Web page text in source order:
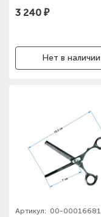
3 240 ₽
Нет в наличии
Артикул: 00-00016681